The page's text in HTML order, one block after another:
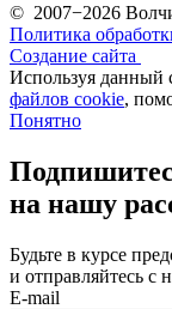
© 2007−2026
Политика
Создание сайта
Используя данный
файлов cookie,
Понятно
на нашу
Будьте в курсе
и отправляйтесь с
E-mail